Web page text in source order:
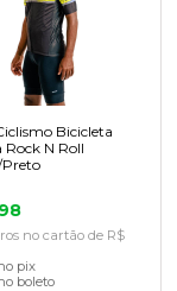
Bicicleta
N Roll
no cartão de R$
pix
boleto